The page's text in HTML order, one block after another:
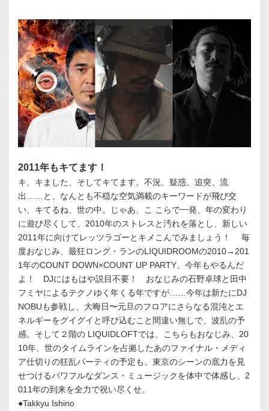
2011年もキてます！
キ、キました、そしてキてます。不況、疑惑、追突、流
出……と、なんとも不穏な空気満載のキーワードが飛び交
い、キてるね、世の中。じゃあ、こ こらで一発、年の変わり
に遊び尽くして、2010年のストレスと汚れを落とし、新しい
2011年に向けてレッツラゴーとキメこんでみましょう！ 毎
度おなじみ、最狂ロング・ランのLIQUIDROOMの2010→201
1年のCOUNT DOWN×COUNT UP PARTY、今年もやるんだ
よ！ DJにはもはや説目不要！ おなじみの石野卓球と田中
フミヤによるテクノゆく年くる年ですが……今年は新たにDJ
NOBUも参戦し、大晦日〜元旦のフロアにさらなる混沌とエ
ネルギーをグイグイと呼び込むこと間違い無しで、波乱の予
感。そして２階の LIQUIDLOFTでは、こちらもおなじみ、20
10年、世のタイムラインを占拠したあのファイナル・メディ
ア仕切りの狂乱パーティの予定も。東京のシーンの底力を見
せつけるパワフルなダンス・ミュージックを体中で体感し、2
011年の到来を全力で祝い尽くせ。
●Takkyu Ishino